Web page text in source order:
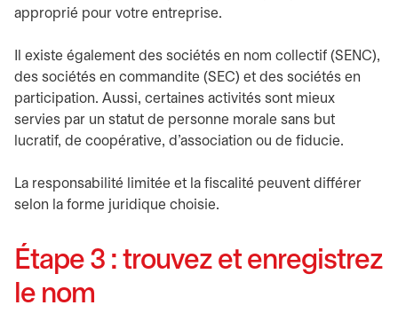
approprié pour votre entreprise.
Il existe également des sociétés en nom collectif (SENC),
des sociétés en commandite (SEC) et des sociétés en
participation. Aussi, certaines activités sont mieux
servies par un statut de personne morale sans but
lucratif, de coopérative, d’association ou de fiducie.
La responsabilité limitée et la fiscalité peuvent différer
selon la forme juridique choisie.
Étape 3 : trouvez et enregistrez
le nom